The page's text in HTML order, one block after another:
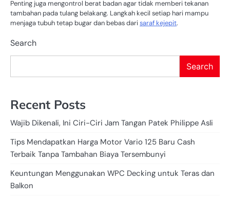
Penting juga mengontrol berat badan agar tidak memberi tekanan
tambahan pada tulang belakang. Langkah kecil setiap hari mampu
menjaga tubuh tetap bugar dan bebas darisaraf kejepit.
Search
Search
Recent Posts
Wajib Dikenali, Ini Ciri-Ciri Jam Tangan Patek Philippe Asli
Tips Mendapatkan Harga Motor Vario 125 Baru Cash
Terbaik Tanpa Tambahan Biaya Tersembunyi
Keuntungan Menggunakan WPC Decking untuk Teras dan
Balkon